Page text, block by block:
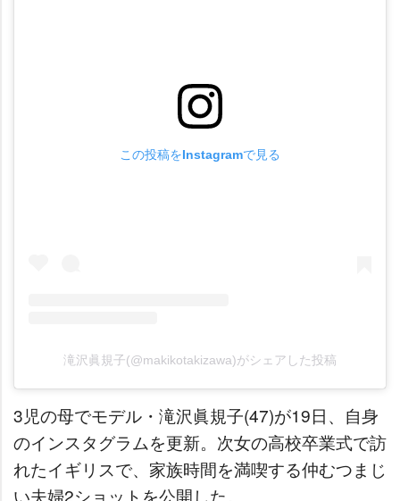
この投稿をInstagramで見る
滝沢眞規子(@makikotakizawa)がシェアした投稿
3児の母でモデル・滝沢眞規子(47)が19日、自身
のインスタグラムを更新。次女の高校卒業式で訪
れたイギリスで、家族時間を満喫する仲むつまじ
い夫婦2ショットを公開した。